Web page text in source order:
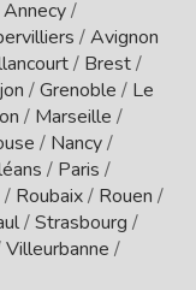
Annecy/
/Avignon
/ Brest/
/Grenoble / Le
/ Marseille /
/ Nancy/
/ Paris /
/ Roubaix/ Rouen /
/Strasbourg /
Villeurbanne /